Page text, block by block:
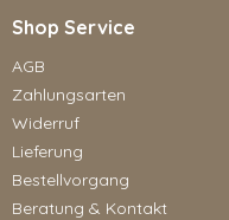
Shop Service
AGB
Zahlungsarten
Widerruf
Lieferung
Bestellvorgang
Beratung & Kontakt